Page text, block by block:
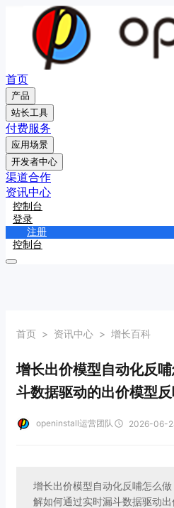
首页
产品
站长工具
付费服务
应用场景
开发者中心
渠道合作
资讯中心
控制台
登录
注册
控制台
首页 > 资讯中心 > 增长百科
增长出价模型自动化反
斗数据驱动的出价模型
openinstall运营团队 2026-06-
增长出价模型自动化反哺怎么
解如何通过实时漏斗数据驱动